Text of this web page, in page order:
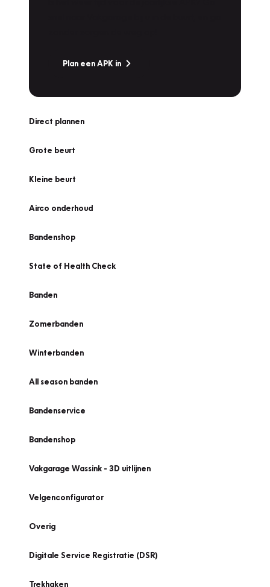
Plan een APK in
Direct plannen
Grote beurt
Kleine beurt
Airco onderhoud
Bandenshop
State of Health Check
Banden
Zomerbanden
Winterbanden
All season banden
Bandenservice
Bandenshop
Vakgarage Wassink - 3D uitlijnen
Velgenconfigurator
Overig
Digitale Service Registratie (DSR)
Trekhaken